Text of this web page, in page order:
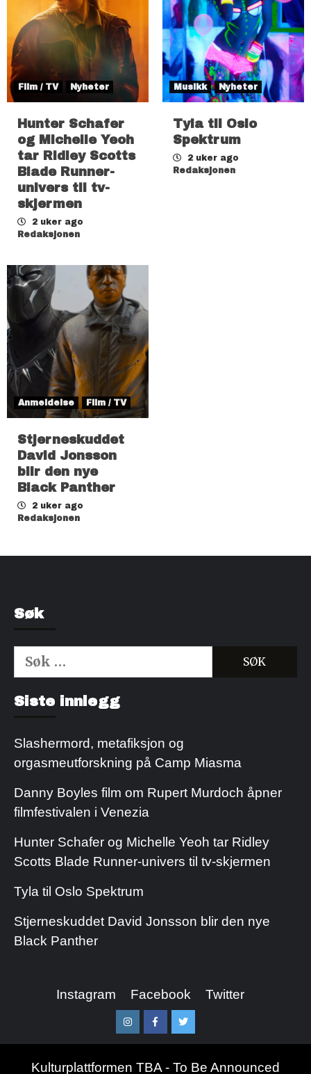
Film / TV Nyheter
Hunter Schafer
og Michelle Yeoh
tar Ridley Scotts
Blade Runner-
univers til tv-
skjermen
2 uker ago
Redaksjonen
Musikk Nyheter
Tyla til Oslo
Spektrum
2 uker ago
Redaksjonen
Anmeldelse Film / TV
Stjerneskuddet
David Jonsson
blir den nye
Black Panther
2 uker ago
Redaksjonen
Søk
Søk
etter:
Siste innlegg
Slashermord, metafiksjon og
orgasmeutforskning på Camp Miasma
Danny Boyles film om Rupert Murdoch åpner
filmfestivalen i Venezia
Hunter Schafer og Michelle Yeoh tar Ridley
Scotts Blade Runner-univers til tv-skjermen
Tyla til Oslo Spektrum
Stjerneskuddet David Jonsson blir den nye
Black Panther
Instagram Facebook Twitter
InstagramFacebookTwitter
Kulturplattformen TBA - To Be Announced